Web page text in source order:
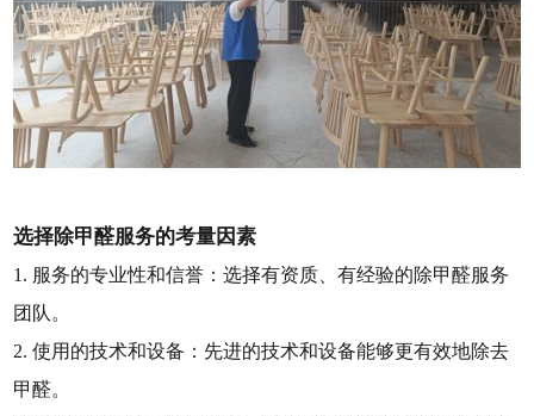
选择除甲醛服务的考量因素
1. 服务的专业性和信誉：选择有资质、有经验的除甲醛服务
团队。
2. 使用的技术和设备：先进的技术和设备能够更有效地除去
甲醛。